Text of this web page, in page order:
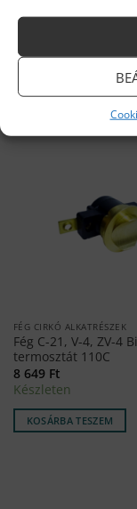
C-21 Termoelem
Készleten
FÉG CIRKÓ ALKATRÉSZEK
Fég C-21, V-4, ZV-4
termosztát 110C
8 649 Ft
Készleten
KOSÁRBA TESZEM